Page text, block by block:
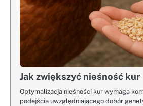
Jak zwiększyć nieśność kur
Optymalizacja nieśności kur wymaga
podejścia uwzględniającego dobór